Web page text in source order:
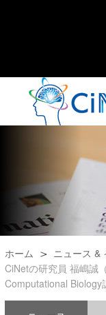
ホーム ニュース &
CiNetの研究員 福嶋誠
Computational Biology